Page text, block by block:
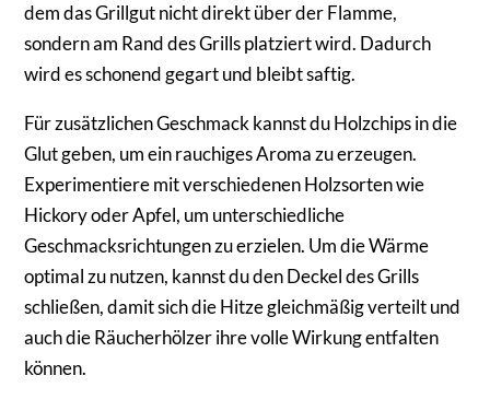
dem das Grillgut nicht direkt über der Flamme,
sondern am Rand des Grills platziert wird. Dadurch
wird es schonend gegart und bleibt saftig.
Für zusätzlichen Geschmack kannst du Holzchips in die
Glut geben, um ein rauchiges Aroma zu erzeugen.
Experimentiere mit verschiedenen Holzsorten wie
Hickory oder Apfel, um unterschiedliche
Geschmacksrichtungen zu erzielen. Um die Wärme
optimal zu nutzen, kannst du den Deckel des Grills
schließen, damit sich die Hitze gleichmäßig verteilt und
auch die Räucherhölzer ihre volle Wirkung entfalten
können.